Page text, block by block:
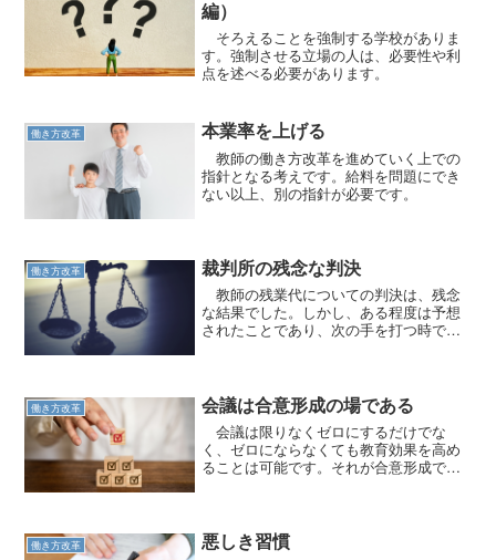
編）
そろえることを強制する学校がありま
す。強制させる立場の人は、必要性や利
点を述べる必要があります。
働き方改革 本業率を上げる
教師の働き方改革を進めていく上での
指針となる考えです。給料を問題にでき
ない以上、別の指針が必要です。
働き方改革 裁判所の残念な判決
教師の残業代についての判決は、残念
な結果でした。しかし、ある程度は予想
されたことであり、次の手を打つ時で
働き方改革 会議は合意形成の場である
会議は限りなくゼロにするだけでな
く、ゼロにならなくても教育効果を高め
ることは可能です。それが合意形成で
働き方改革 悪しき習慣